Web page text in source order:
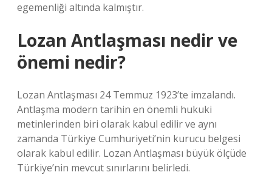
egemenliği altında kalmıştır.
Lozan Antlaşması nedir ve
önemi nedir?
Lozan Antlaşması 24 Temmuz 1923’te imzalandı.
Antlaşma modern tarihin en önemli hukuki
metinlerinden biri olarak kabul edilir ve aynı
zamanda Türkiye Cumhuriyeti’nin kurucu belgesi
olarak kabul edilir. Lozan Antlaşması büyük ölçüde
Türkiye’nin mevcut sınırlarını belirledi.